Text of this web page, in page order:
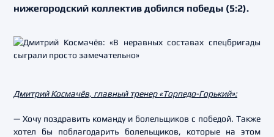
нижегородский коллектив добился победы (5:2).
Дмитрий Космачёв, главный тренер «Торпедо-Горький»:
— Хочу поздравить команду и болельщиков с победой. Также
хотел бы поблагодарить болельщиков, которые на этом